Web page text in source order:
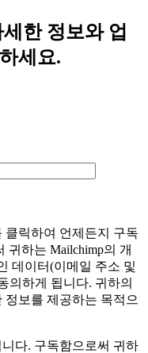
한 정보와 업
세요.
클릭하여 언제든지 구독
귀하는 Mailchimp의 개
데이터(이메일 주소 및
의하게 됩니다. 귀하의
보를 제공하는 목적으
다. 구독함으로써 귀하